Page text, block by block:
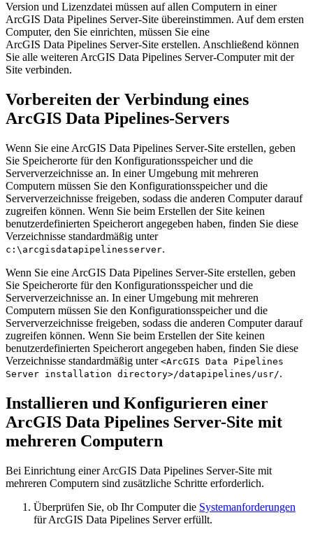
Version und Lizenzdatei müssen auf allen Computern in einer
ArcGIS Data Pipelines Server-Site übereinstimmen. Auf dem ersten
Computer, den Sie einrichten, müssen Sie eine
ArcGIS Data Pipelines Server-Site erstellen. Anschließend können
Sie alle weiteren ArcGIS Data Pipelines Server-Computer mit der
Site verbinden.
Vorbereiten der Verbindung eines
ArcGIS Data Pipelines-Servers
Wenn Sie eine ArcGIS Data Pipelines Server-Site erstellen, geben
Sie Speicherorte für den Konfigurationsspeicher und die
Serververzeichnisse an. In einer Umgebung mit mehreren
Computern müssen Sie den Konfigurationsspeicher und die
Serververzeichnisse freigeben, sodass die anderen Computer darauf
zugreifen können. Wenn Sie beim Erstellen der Site keinen
benutzerdefinierten Speicherort angegeben haben, finden Sie diese
Verzeichnisse standardmäßig unter
c:\arcgisdatapipelinesserver.
Wenn Sie eine ArcGIS Data Pipelines Server-Site erstellen, geben
Sie Speicherorte für den Konfigurationsspeicher und die
Serververzeichnisse an. In einer Umgebung mit mehreren
Computern müssen Sie den Konfigurationsspeicher und die
Serververzeichnisse freigeben, sodass die anderen Computer darauf
zugreifen können. Wenn Sie beim Erstellen der Site keinen
benutzerdefinierten Speicherort angegeben haben, finden Sie diese
Verzeichnisse standardmäßig unter <ArcGIS Data Pipelines
Server installation directory>/datapipelines/usr/.
Installieren und Konfigurieren einer
ArcGIS Data Pipelines Server-Site mit
mehreren Computern
Bei Einrichtung einer ArcGIS Data Pipelines Server-Site mit
mehreren Computern sind zusätzliche Schritte erforderlich.
Überprüfen Sie, ob Ihr Computer die Systemanforderungen
für ArcGIS Data Pipelines Server erfüllt.